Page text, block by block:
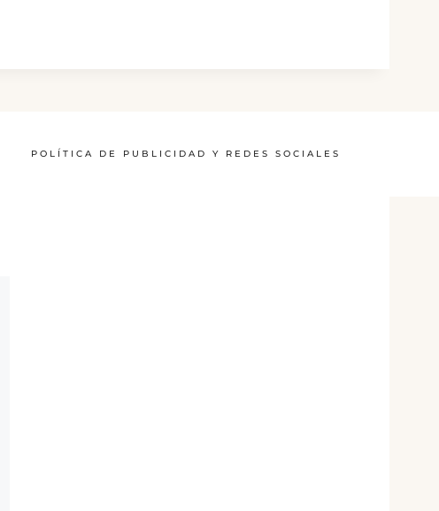
POLÍTICA DE PUBLICIDAD Y REDES SOCIALES